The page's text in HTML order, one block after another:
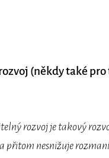
(někdy také
rozvoj je takový
přitom nesnižuje